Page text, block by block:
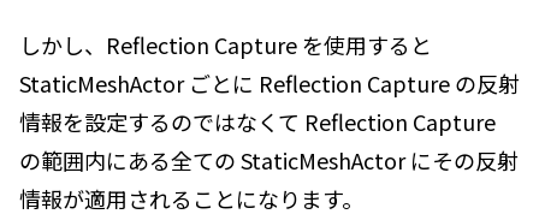
しかし、Reflection Capture を使用すると
StaticMeshActor ごとに Reflection Capture の反射
情報を設定するのではなくて Reflection Capture
の範囲内にある全ての StaticMeshActor にその反射
情報が適用されることになります。